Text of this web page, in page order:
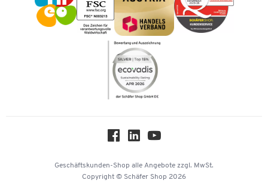
Karriere
Kataloge
Geschäftskunden-Shop alle Angebote zzgl. MwSt.
Copyright © Schäfer Shop 2026